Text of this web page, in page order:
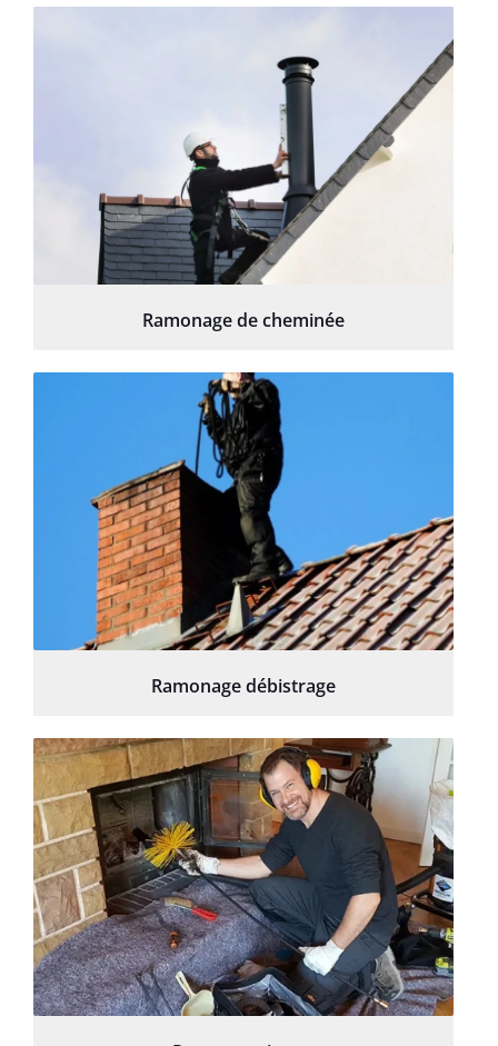
Ramonage de cheminée
Ramonage débistrage